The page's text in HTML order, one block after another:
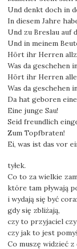
Und denkt doch in
In diesem Jahre
Und zu Breslau auf
Und in meinem
Hört ihr Herren
Was da geschehen
Hört ihr Herren
Was da geschehen
Da hat geboren
Eine junge Sau!
Seid freundlich
Zum Topfbraten!
Ei, was ist das vor
tyłek.
Co to za wielkie
które tam pływają
i wydają się być
gdy się zbliżają,
czy to przyjaciel
czy jak to jest
Co muszę widzieć z